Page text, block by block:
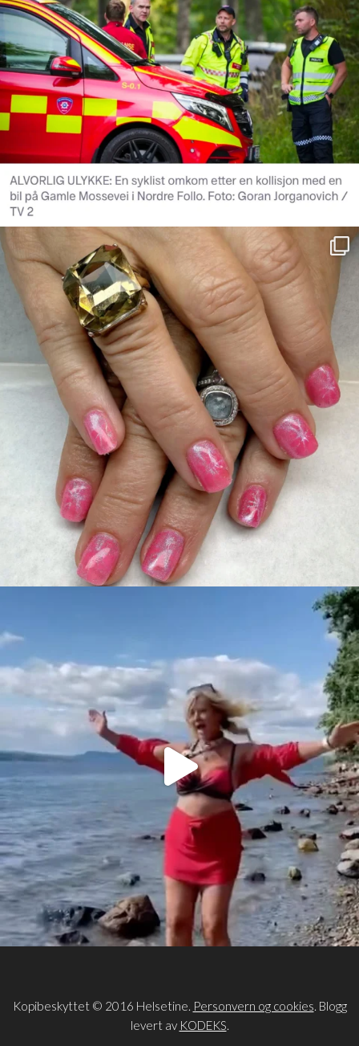
Kopibeskyttet © 2016 Helsetine. Personvern og cookies. Blogg
levert av KODEKS.